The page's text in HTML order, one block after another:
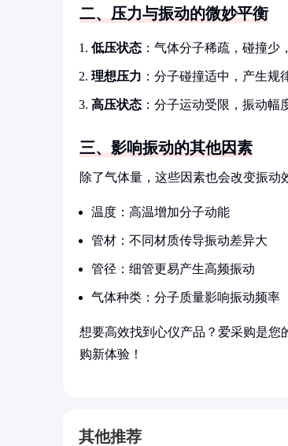
二、压力与振动的微妙平衡
低压状态 ：气体分子稀疏，碰撞少
理想压力 ：分子碰撞适中，产生规
高压状态 ：分子运动受限，振动幅
三、影响振动的其他因素
除了气体量，这些因素也会改变振动
温度：高温增加分子动能
管材：不同材质传导振动差异大
管径：细管更易产生高频振动
气体种类：分子质量影响振动频率
想要高效找到心仪产品？爱采购是您
购新体验！
其他推荐